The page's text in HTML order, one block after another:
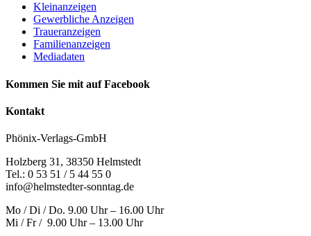
Kleinanzeigen
Gewerbliche Anzeigen
Traueranzeigen
Familienanzeigen
Mediadaten
Kommen Sie mit auf Facebook
Kontakt
Phönix-Verlags-GmbH
Holzberg 31, 38350 Helmstedt
Tel.: 0 53 51 / 5 44 55 0
info@helmstedter-sonntag.de
Mo / Di / Do. 9.00 Uhr – 16.00 Uhr
Mi / Fr / 9.00 Uhr – 13.00 Uhr